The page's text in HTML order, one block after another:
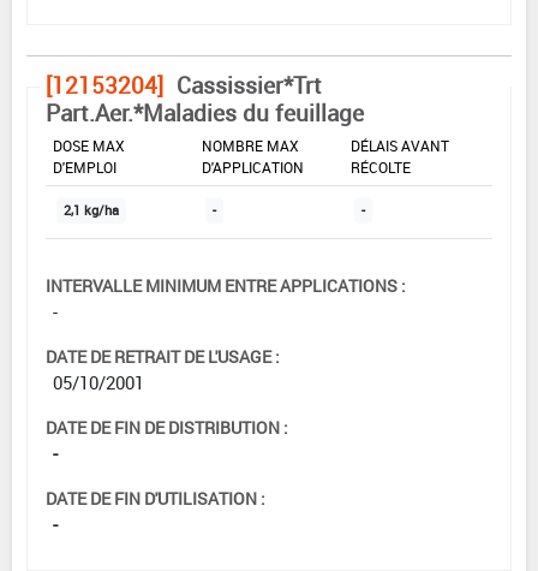
[12153204] Cassissier*Trt
Part.Aer.*Maladies du feuillage
DOSE MAX
D'EMPLOI
NOMBRE MAX
D'APPLICATION
DÉLAIS AVANT
RÉCOLTE
2,1 kg/ha - -
INTERVALLE MINIMUM ENTRE APPLICATIONS :
-
DATE DE RETRAIT DE L'USAGE :
05/10/2001
DATE DE FIN DE DISTRIBUTION :
-
DATE DE FIN D'UTILISATION :
-